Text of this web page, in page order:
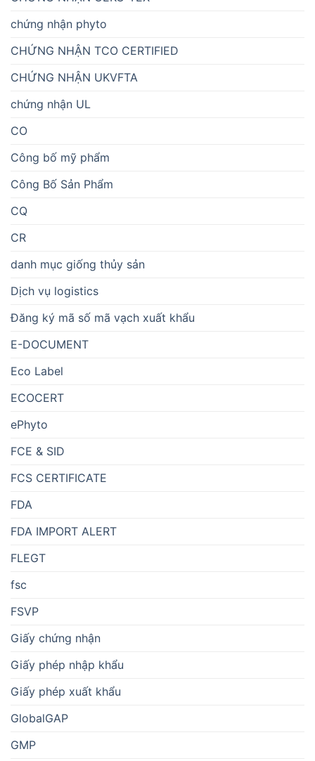
chứng nhận phyto
CHỨNG NHẬN TCO CERTIFIED
CHỨNG NHẬN UKVFTA
chứng nhận UL
CO
Công bố mỹ phẩm
Công Bố Sản Phẩm
CQ
CR
danh mục giống thủy sản
Dịch vụ logistics
Đăng ký mã số mã vạch xuất khẩu
E-DOCUMENT
Eco Label
ECOCERT
ePhyto
FCE & SID
FCS CERTIFICATE
FDA
FDA IMPORT ALERT
FLEGT
fsc
FSVP
Giấy chứng nhận
Giấy phép nhập khẩu
Giấy phép xuất khẩu
GlobalGAP
GMP